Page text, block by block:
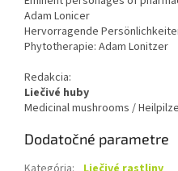
Adam Lonicer
Hervorragende
Phytotherapie: Adam Lonitzer
Redakcia:
Liečivé huby
Medicinal mushrooms / Heilpilze
Dodatočné parametre